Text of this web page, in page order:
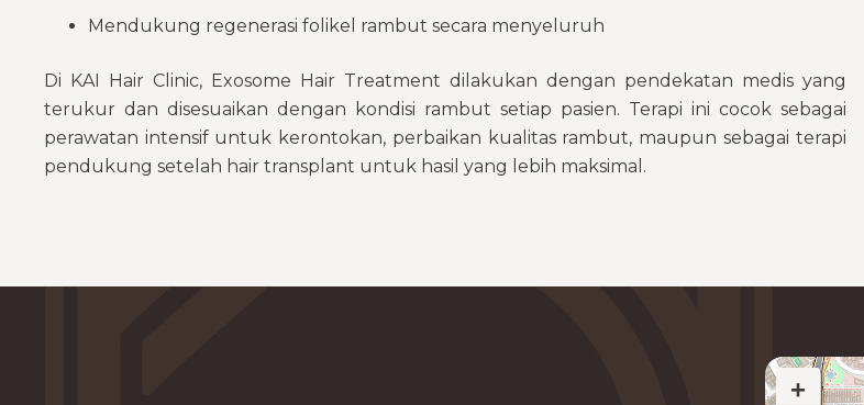
Mendukung regenerasi folikel rambut secara menyeluruh
Di KAI Hair Clinic, Exosome Hair Treatment dilakukan dengan pendekatan medis yang
terukur dan disesuaikan dengan kondisi rambut setiap pasien. Terapi ini cocok sebagai
perawatan intensif untuk kerontokan, perbaikan kualitas rambut, maupun sebagai terapi
pendukung setelah hair transplant untuk hasil yang lebih maksimal.
+